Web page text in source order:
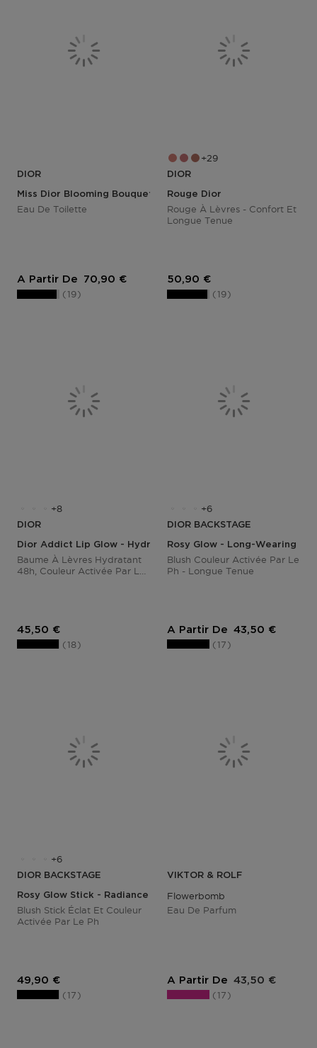
DIOR
Miss Dior Blooming Bouquet
Eau De Toilette
A Partir De Prix du produit
70,90 €
19
29
DIOR
Rouge Dior
Rouge À Lèvres - Confort Et
Longue Tenue
Prix du produit
50,90 €
19
8
DIOR
Dior Addict Lip Glow - Hydrating Lip Balm
Baume À Lèvres Hydratant
48h, Couleur Activée Par Le
Prix du produit
45,50 €
18
6
DIOR BACKSTAGE
Rosy Glow - Long-Wearing
Blush Couleur Activée Par Le
Ph - Longue Tenue
A Partir De Prix du produit
43,50 €
17
6
DIOR BACKSTAGE
Rosy Glow Stick - Radiance Blush
Blush Stick Éclat Et Couleur
Activée Par Le Ph
Prix du produit
49,90 €
17
VIKTOR & ROLF
Flowerbomb
Eau De Parfum
A Partir De Prix du produit
43,50 €
17